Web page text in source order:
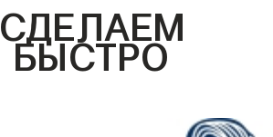
СДЕЛАЕМ
БЫСТРО